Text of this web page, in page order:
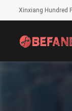
Xinxiang Hundred